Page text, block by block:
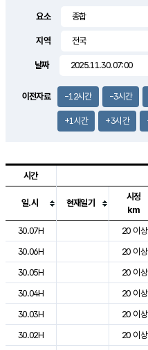
2.7m/s
요소
지역
날짜
이전자료 -12시간 -3시간
+1시간 +3시간
도시별 기상실황표로 지점, 날씨
시간
일.시 현재일기
시정
km
30.07H
20 이상
30.06H
20 이상
30.05H
20 이상
30.04H
20 이상
30.03H
20 이상
30.02H
20 이상